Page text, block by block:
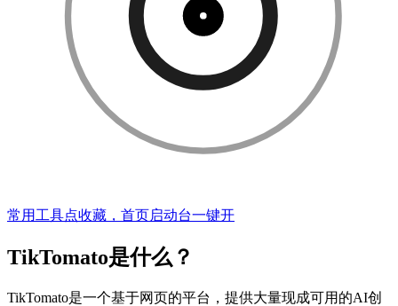
常用工具点收藏，首页启动台一键开
TikTomato是什么？
TikTomato是一个基于网页的平台，提供大量现成可用的AI创